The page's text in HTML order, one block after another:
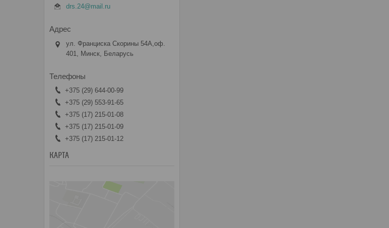
drs.24@mail.ru
ул. Франциска Скорины 54А,оф.
401, Минск, Беларусь
+375 (29) 644-00-99
+375 (29) 553-91-65
+375 (17) 215-01-08
+375 (17) 215-01-09
+375 (17) 215-01-12
КАРТА